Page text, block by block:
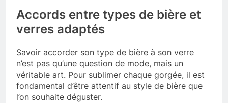
Accords entre types de bière et
verres adaptés
Savoir accorder son type de bière à son verre
n’est pas qu’une question de mode, mais un
véritable art. Pour sublimer chaque gorgée, il est
fondamental d’être attentif au style de bière que
l’on souhaite déguster.